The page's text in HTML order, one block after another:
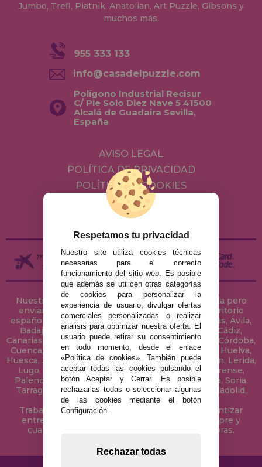
Jumbo, Trefl, Piatnik, Anatolian, Art Puzzle, Gibsons y
muchos más.
955 333 133
info@casadelpuzzle.com
Polígono Industrial Recisur
C/ Pie Solo Diez Nave 5 41500
Alcalá de Guadaira Sevilla,
España
AVISO LEGAL
POLÍTICA DE PRIVACIDAD
POLÍTICA DE COOKIES
ENVÍOS Y DEVOLUCIONES
DEVOLUCIONES / DESISTIMIENTO
Nuestra tienda de puzzles está ubicada en Sevilla pero
enviamos tus puzzles a cualquier ciudad del territorio
español: Álava, Albacete, Alicante, Almería, Asturias, Ávila,
Badajoz, Baleares, Barcelona, Burgos, Cáceres, Cádiz,
Canarias, Cantabria, Castellón, Ceuta, Ciudad Real, Córdoba,
Cuenca, Gerona, Granada, Guadalajara, Guipúzcoa, Huelva,
Huesca, Jaén, La Coruña, La Rioja, Las Palmas, Leon, Lérida,
Lugo, Madrid, Málaga, Melilla, Murcia, Navarra, Orense,
Palencia, Pontevedra, Salamanca, Segovia, Sevilla, Soria,
Tarragona, Tenerife, Teruel, Toledo, Valencia, Valladolid,
Vizcaya, Zamora y Zaragoza.
Trabajamos con Stocks permanentes para garantizar
entregas rápidas en territorio peninsular, siempre y
cuando el pedido se realice antes de las 18 horas.
Respetamos tu privacidad
Nuestro site utiliza cookies técnicas
necesarias para el correcto
funcionamiento del sitio web. Es posible
que además se utilicen otras categorías
de cookies para personalizar la
experiencia de usuario, divulgar ofertas
comerciales personalizadas o realizar
análisis para optimizar nuestra oferta. El
usuario puede retirar su consentimiento
en todo momento, desde el enlace
«Política de cookies». También puede
aceptar todas las cookies pulsando el
botón Aceptar y Cerrar. Es posible
rechazarlas todas o seleccionar algunas
de las cookies mediante el botón
Configuración.
Rechazar todas